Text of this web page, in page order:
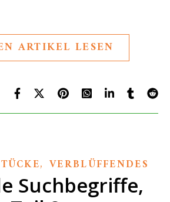
ARTIKEL LESEN
, VERBLÜFFENDES
Suchbegriffe,